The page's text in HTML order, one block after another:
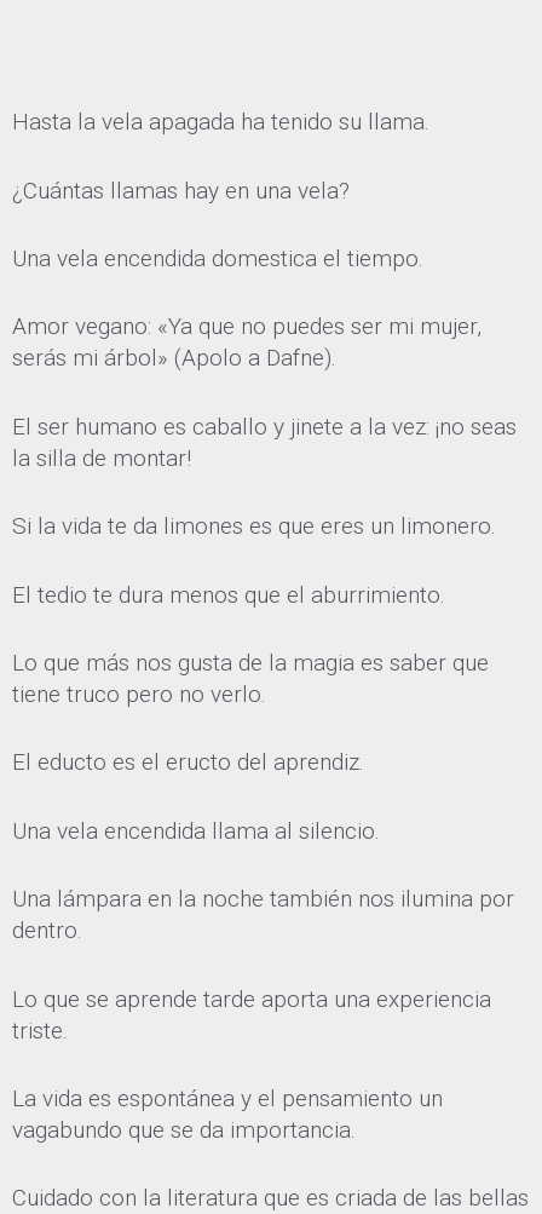
m
Hasta la vela apagada ha tenido su llama.
¿Cuántas llamas hay en una vela?
Una vela encendida domestica el tiempo.
Amor vegano: «Ya que no puedes ser mi mujer,
serás mi árbol» (Apolo a Dafne).
El ser humano es caballo y jinete a la vez: ¡no seas
la silla de montar!
Si la vida te da limones es que eres un limonero.
El tedio te dura menos que el aburrimiento.
Lo que más nos gusta de la magia es saber que
tiene truco pero no verlo.
El educto es el eructo del aprendiz.
Una vela encendida llama al silencio.
Una lámpara en la noche también nos ilumina por
dentro.
Lo que se aprende tarde aporta una experiencia
triste.
La vida es espontánea y el pensamiento un
vagabundo que se da importancia.
Cuidado con la literatura que es criada de las bellas